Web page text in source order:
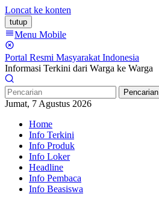
Loncat ke konten
tutup
Menu Mobile
Portal Resmi Masyarakat Indonesia
Informasi Terkini dari Warga ke Warga
Pencarian
Jumat, 7 Agustus 2026
Home
Info Terkini
Info Produk
Info Loker
Headline
Info Pembaca
Info Beasiswa